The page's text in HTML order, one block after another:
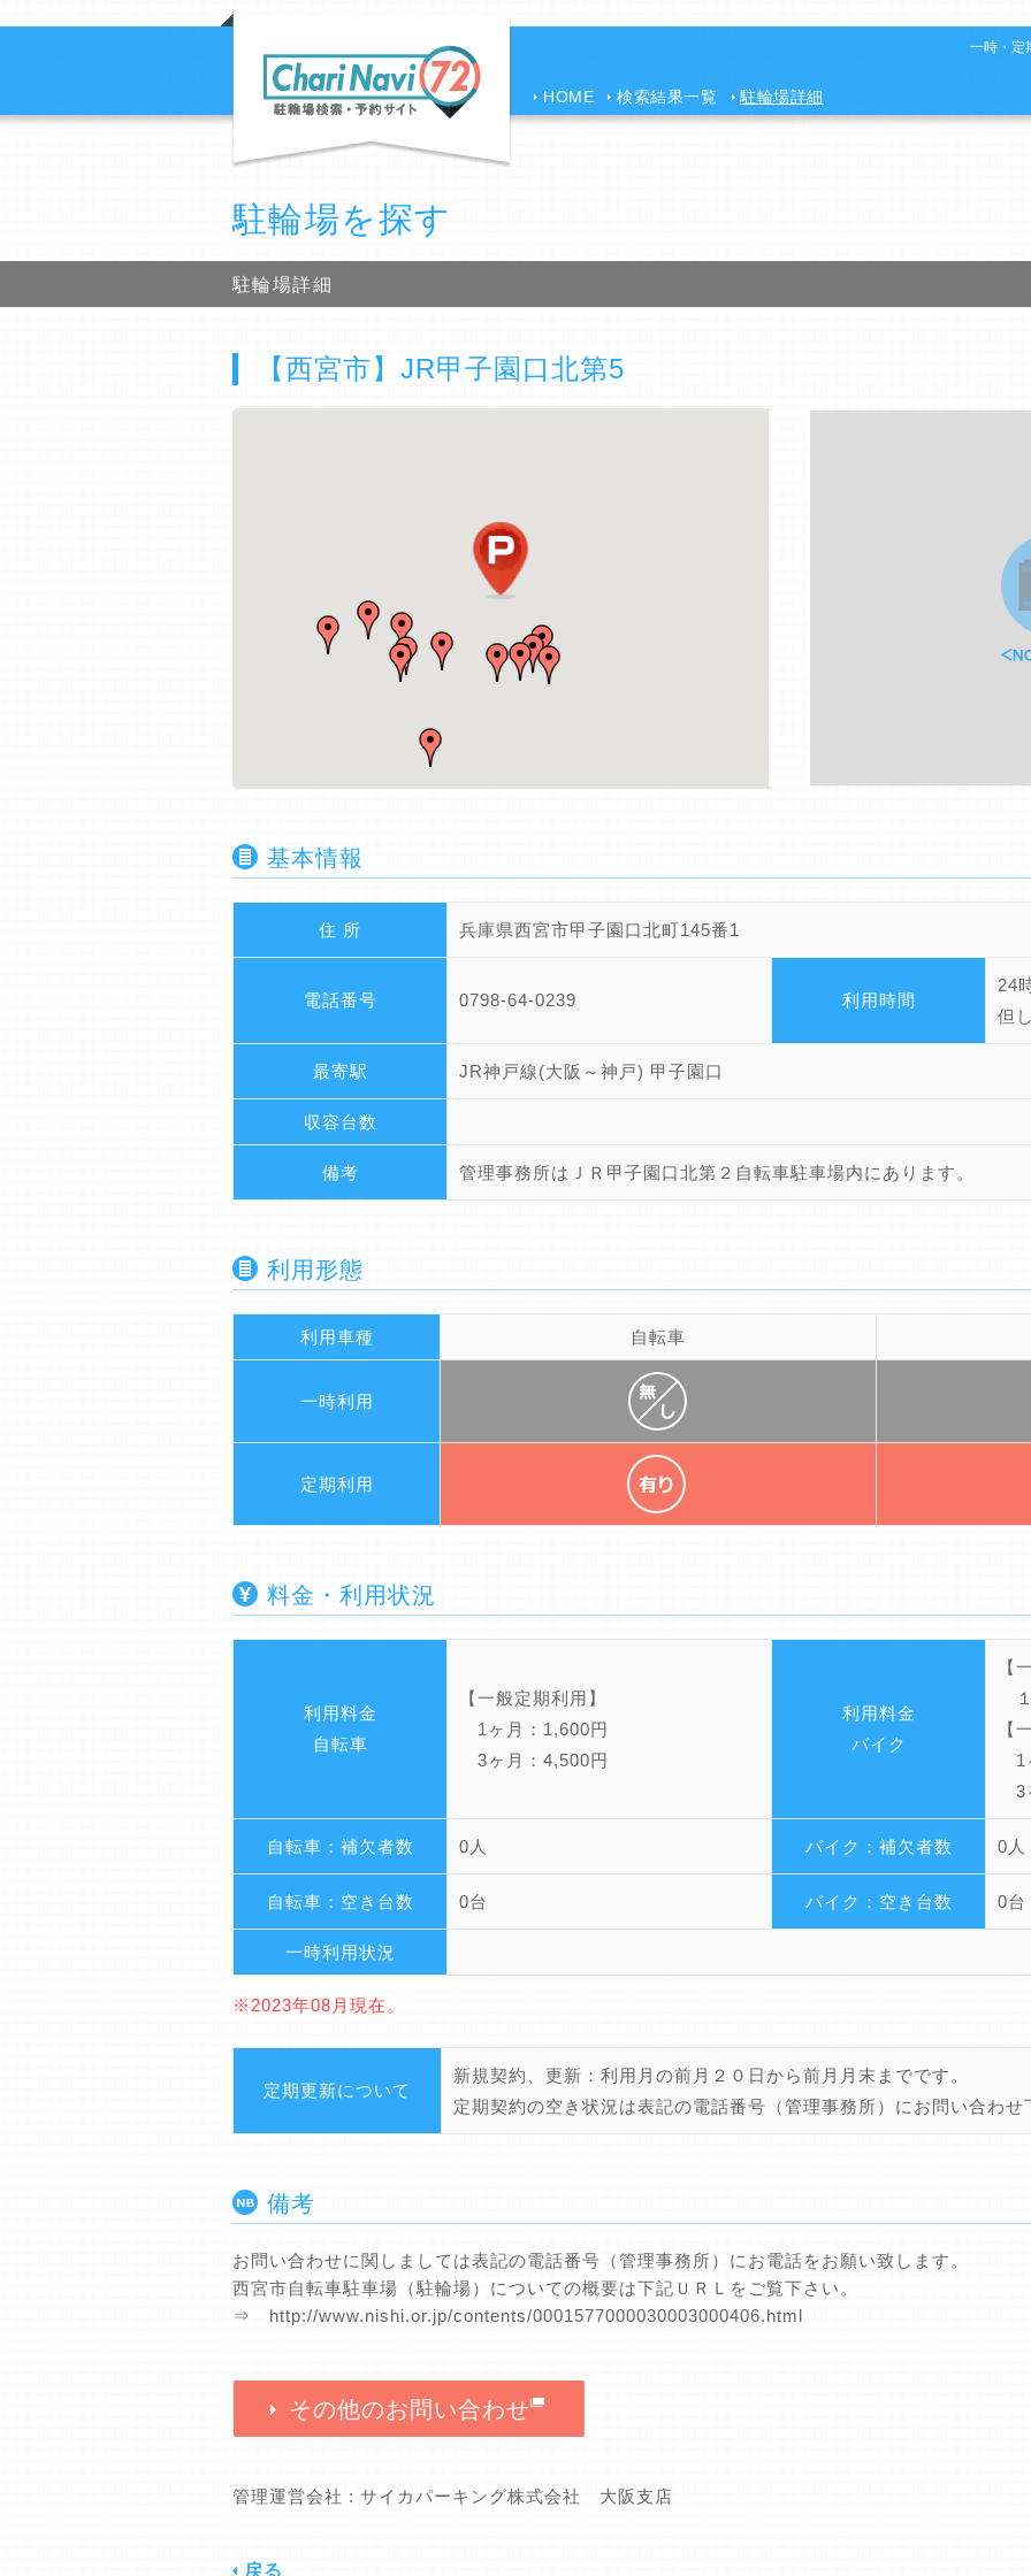
一時・定
HOME 検索結果一覧 駐輪場詳細
駐輪場を探す
駐輪場詳細
【西宮市】JR甲子園口北第5
基本情報
住 所 兵庫県西宮市甲子園口北町145番1
電話番号 0798-64-0239 利用時間
24
但
最寄駅 JR神戸線(大阪～神戸) 甲子園口
収容台数
備考 管理事務所はＪＲ甲子園口北第２自転車駐車場内にあります。
利用形態
利用車種 自転車
一時利用
定期利用
料金・利用状況
利用料金
自転車
【一般定期利用】
1ヶ月：1,600円
3ヶ月：4,500円
利用料金
バイク
【
【
1
3
自転車：補欠者数 0人 バイク：補欠者数 0人
自転車：空き台数 0台 バイク：空き台数 0台
一時利用状況
※2023年08月現在。
定期更新について
新規契約、更新：利用月の前月２０日から前月月末までです。
定期契約の空き状況は表記の電話番号（管理事務所）にお問い合わせ
備考
お問い合わせに関しましては表記の電話番号（管理事務所）にお電話をお願い致します。
西宮市自転車駐車場（駐輪場）についての概要は下記ＵＲＬをご覧下さい。
⇒ http://www.nishi.or.jp/contents/0001577000030003000406.html
その他のお問い合わせ
管理運営会社 : サイカパーキング株式会社 大阪支店
戻る